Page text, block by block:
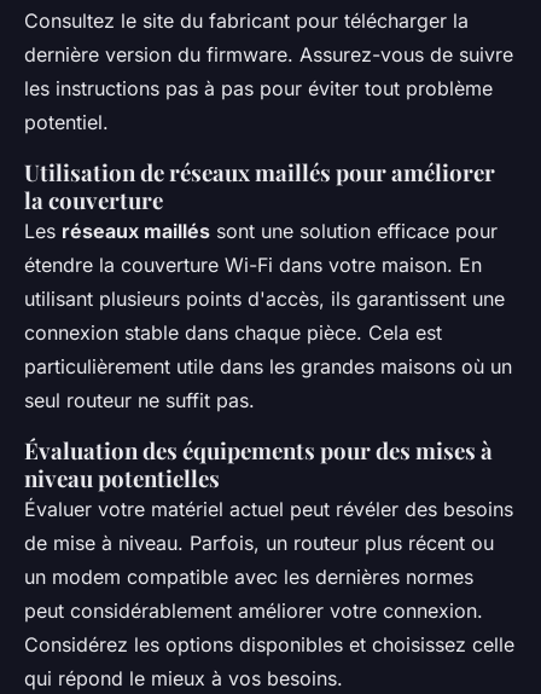
Consultez le site du fabricant pour télécharger la
dernière version du firmware. Assurez-vous de suivre
les instructions pas à pas pour éviter tout problème
potentiel.
Utilisation de réseaux maillés pour améliorer
la couverture
Les réseaux maillés sont une solution efficace pour
étendre la couverture Wi-Fi dans votre maison. En
utilisant plusieurs points d'accès, ils garantissent une
connexion stable dans chaque pièce. Cela est
particulièrement utile dans les grandes maisons où un
seul routeur ne suffit pas.
Évaluation des équipements pour des mises à
niveau potentielles
Évaluer votre matériel actuel peut révéler des besoins
de mise à niveau. Parfois, un routeur plus récent ou
un modem compatible avec les dernières normes
peut considérablement améliorer votre connexion.
Considérez les options disponibles et choisissez celle
qui répond le mieux à vos besoins.